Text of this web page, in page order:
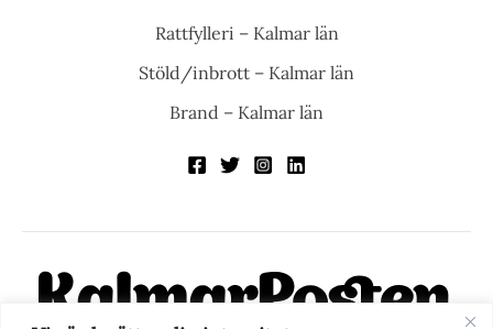
Rattfylleri – Kalmar län
Stöld/inbrott – Kalmar län
Brand – Kalmar län